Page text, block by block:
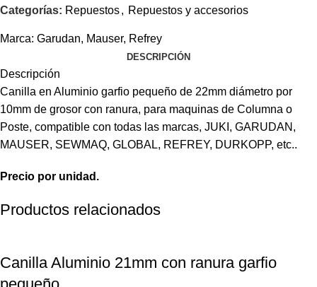
Categorías: Repuestos, Repuestos y accesorios
Marca: Garudan, Mauser, Refrey
DESCRIPCIÓN
Descripción
Canilla en Aluminio garfio pequeño de 22mm diámetro por
10mm de grosor con ranura, para maquinas de Columna o
Poste, compatible con todas las marcas, JUKI, GARUDAN,
MAUSER, SEWMAQ, GLOBAL, REFREY, DURKOPP, etc..
Precio por unidad.
Productos relacionados
Canilla Aluminio 21mm con ranura garfio